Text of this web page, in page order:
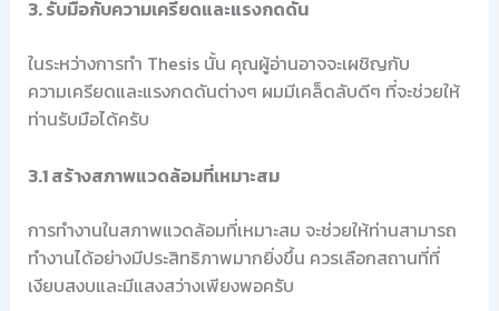
3. รับมือกับความเครียดและแรงกดดัน
ในระหว่างการทำ Thesis นั้น คุณผู้อ่านอาจจะเผชิญกับ
ความเครียดและแรงกดดันต่างๆ ผมมีเคล็ดลับดีๆ ที่จะช่วยให้
ท่านรับมือได้ครับ
3.1 สร้างสภาพแวดล้อมที่เหมาะสม
การทำงานในสภาพแวดล้อมที่เหมาะสม จะช่วยให้ท่านสามารถ
ทำงานได้อย่างมีประสิทธิภาพมากยิ่งขึ้น ควรเลือกสถานที่ที่
เงียบสงบและมีแสงสว่างเพียงพอครับ